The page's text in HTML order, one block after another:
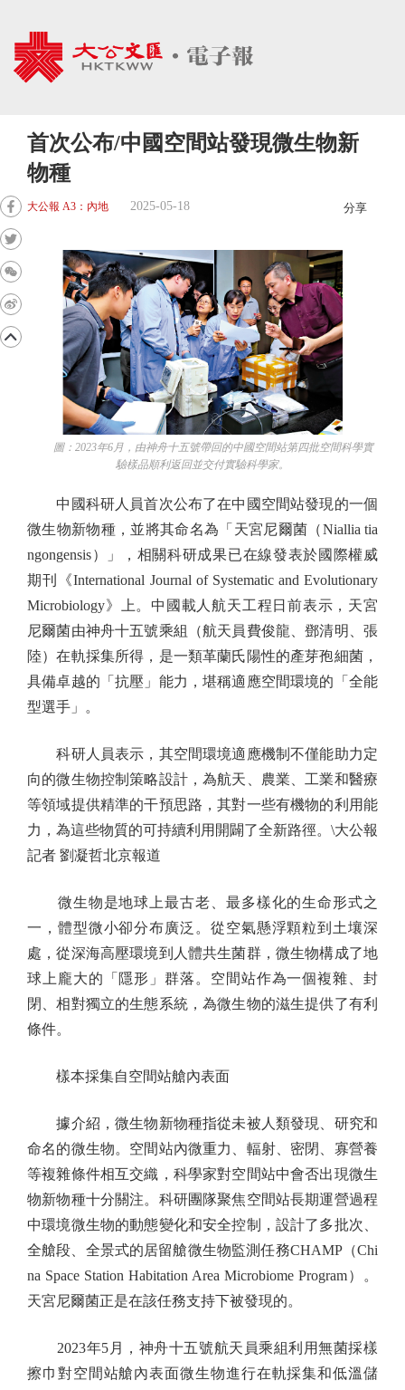
首次公布/中國空間站發現微生物新
物種
大公報 A3：內地 2025-05-18 分享
圖：2023年6月，由神舟十五號帶回的中國空間站第四批空間科學實
驗樣品順利返回並交付實驗科學家。
中國科研人員首次公布了在中國空間站發現的一個
微生物新物種，並將其命名為「天宮尼爾菌（Niallia tia
ngongensis）」，相關科研成果已在線發表於國際權威
期刊《International Journal of Systematic and Evolutionary
Microbiology》上。中國載人航天工程日前表示，天宮
尼爾菌由神舟十五號乘組（航天員費俊龍、鄧清明、張
陸）在軌採集所得，是一類革蘭氏陽性的產芽孢細菌，
具備卓越的「抗壓」能力，堪稱適應空間環境的「全能
型選手」。
科研人員表示，其空間環境適應機制不僅能助力定
向的微生物控制策略設計，為航天、農業、工業和醫療
等領域提供精準的干預思路，其對一些有機物的利用能
力，為這些物質的可持續利用開闢了全新路徑。\大公報
記者 劉凝哲北京報道
微生物是地球上最古老、最多樣化的生命形式之
一，體型微小卻分布廣泛。從空氣懸浮顆粒到土壤深
處，從深海高壓環境到人體共生菌群，微生物構成了地
球上龐大的「隱形」群落。空間站作為一個複雜、封
閉、相對獨立的生態系統，為微生物的滋生提供了有利
條件。
樣本採集自空間站艙內表面
據介紹，微生物新物種指從未被人類發現、研究和
命名的微生物。空間站內微重力、輻射、密閉、寡營養
等複雜條件相互交織，科學家對空間站中會否出現微生
物新物種十分關注。科研團隊聚焦空間站長期運營過程
中環境微生物的動態變化和安全控制，設計了多批次、
全艙段、全景式的居留艙微生物監測任務CHAMP（Chi
na Space Station Habitation Area Microbiome Program）。
天宮尼爾菌正是在該任務支持下被發現的。
2023年5月，神舟十五號航天員乘組利用無菌採樣
擦巾對空間站艙內表面微生物進行在軌採集和低溫儲